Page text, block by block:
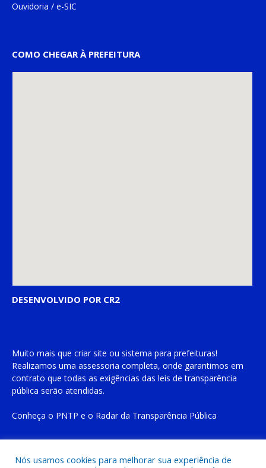
Ouvidoria / e-SIC
COMO CHEGAR À PREFEITURA
DESENVOLVIDO POR CR2
Muito mais que criar site ou sistema para prefeituras!
Realizamos uma assessoria completa, onde garantimos em
contrato que todas as exigências das leis de transparência
pública serão atendidas.
Conheça o PNTP e o Radar da Transparência Pública
Nós usamos cookies para melhorar sua experiência de